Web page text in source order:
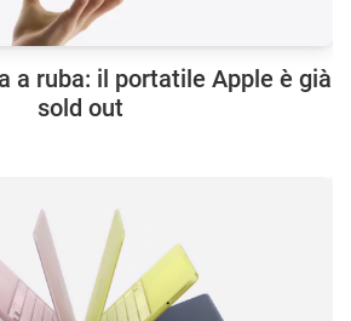
a ruba: il portatile Apple è già
sold out